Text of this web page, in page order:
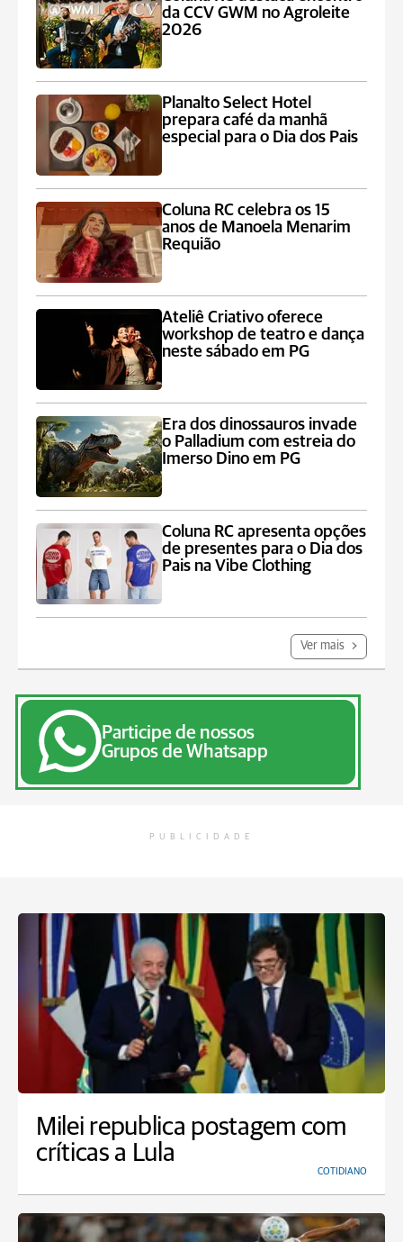
da CCV GWM no Agroleite
2026
Planalto Select Hotel
prepara café da manhã
especial para o Dia dos Pais
Coluna RC celebra os 15
anos de Manoela Menarim
Requião
Ateliê Criativo oferece
workshop de teatro e dança
neste sábado em PG
Era dos dinossauros invade
o Palladium com estreia do
Imerso Dino em PG
Coluna RC apresenta opções
de presentes para o Dia dos
Pais na Vibe Clothing
Ver mais
Participe de nossos
Grupos de Whatsapp
PUBLICIDADE
Milei republica postagem com
críticas a Lula
COTIDIANO